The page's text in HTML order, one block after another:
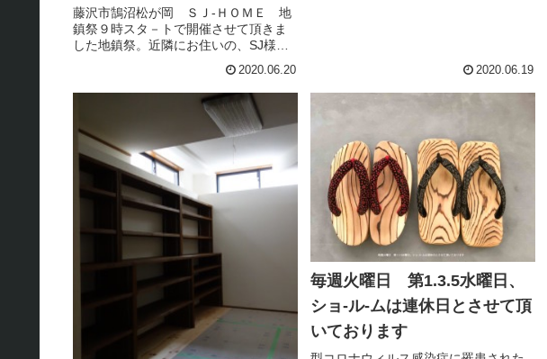
藤沢市鵠沼松が岡 ＳＪ-ＨＯＭＥ 地
鎮祭９時スタ－トで開催させて頂きま
した地鎮祭。近隣にお住いの、SJ様ご
家族各自転車で参上。さすが地元民様
お母様もご参加、誠に有難うございま
した。本日は、地鎮祭日和の快晴でし
たので、９時スタ－トの地鎮祭、程...
2020.06.20 2020.06.19
毎週火曜日 第1.3.5水曜日、
ショ-ル-ムは連休日とさせて頂
いております